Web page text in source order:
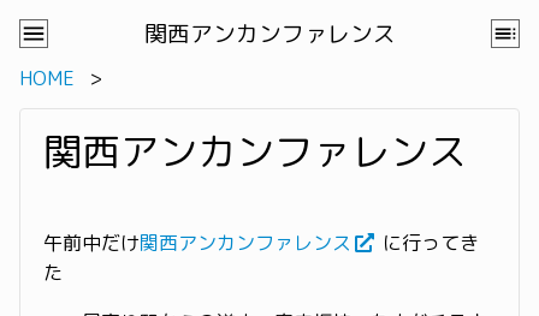
関西アンカンファレンス
HOME
関西アンカンファレンス
午前中だけ関西アンカンファレンス
に行ってき
た